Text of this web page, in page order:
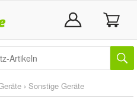
› Sonstige Geräte